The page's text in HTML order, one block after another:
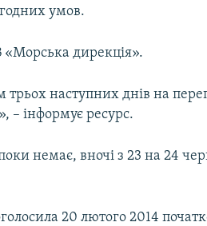
умов.
дирекція».
наступних днів на
– інформує ресурс.
немає, вночі з 23 на 24
20 лютого 2014